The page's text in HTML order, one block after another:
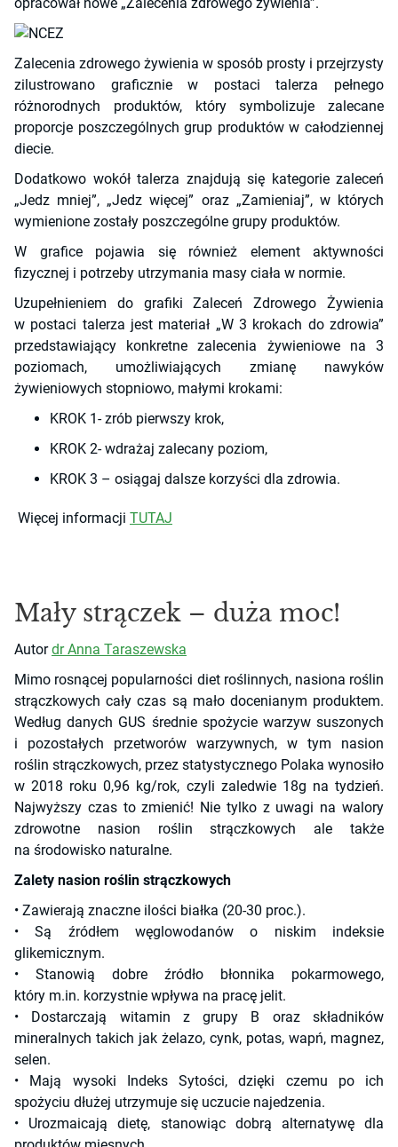
Zalecenia zdrowego żywienia w sposób prosty i przejrzysty
zilustrowano graficznie w postaci talerza pełnego
różnorodnych produktów, który symbolizuje zalecane
proporcje poszczególnych grup produktów w całodziennej
diecie.
Dodatkowo wokół talerza znajdują się kategorie zaleceń
„Jedz mniej”, „Jedz więcej” oraz „Zamieniaj”, w których
wymienione zostały poszczególne grupy produktów.
W grafice pojawia się również element aktywności
fizycznej i potrzeby utrzymania masy ciała w normie.
Uzupełnieniem do grafiki Zaleceń Zdrowego Żywienia
w postaci talerza jest materiał „W 3 krokach do zdrowia”
przedstawiający konkretne zalecenia żywieniowe na 3
poziomach, umożliwiających zmianę nawyków
żywieniowych stopniowo, małymi krokami:
KROK 1- zrób pierwszy krok,
KROK 2- wdrażaj zalecany poziom,
KROK 3 – osiągaj dalsze korzyści dla zdrowia.
Więcej informacji TUTAJ
Mały strączek – duża moc!
Autordr Anna Taraszewska
Mimo rosnącej popularności diet roślinnych, nasiona roślin
strączkowych cały czas są mało docenianym produktem.
Według danych GUS średnie spożycie warzyw suszonych
i pozostałych przetworów warzywnych, w tym nasion
roślin strączkowych, przez statystycznego Polaka wynosiło
w 2018 roku 0,96 kg/rok, czyli zaledwie 18g na tydzień.
Najwyższy czas to zmienić! Nie tylko z uwagi na walory
zdrowotne nasion roślin strączkowych ale także
na środowisko naturalne.
Zalety nasion roślin strączkowych
• Zawierają znaczne ilości białka (20-30 proc.).
• Są źródłem węglowodanów o niskim indeksie
glikemicznym.
• Stanowią dobre źródło błonnika pokarmowego,
który m.in. korzystnie wpływa na pracę jelit.
• Dostarczają witamin z grupy B oraz składników
mineralnych takich jak żelazo, cynk, potas, wapń, magnez,
selen.
• Mają wysoki Indeks Sytości, dzięki czemu po ich
spożyciu dłużej utrzymuje się uczucie najedzenia.
• Urozmaicają dietę, stanowiąc dobrą alternatywę dla